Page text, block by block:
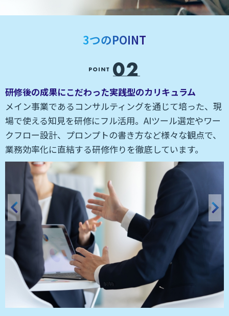
3つのPOINT
研修後の成果にこだわった実践型のカリキュラム
メイン事業であるコンサルティングを通じて培った、現
場で使える知見を研修にフル活用。AIツール選定やワー
クフロー設計、プロンプトの書き方など様々な観点で、
業務効率化に直結する研修作りを徹底しています。